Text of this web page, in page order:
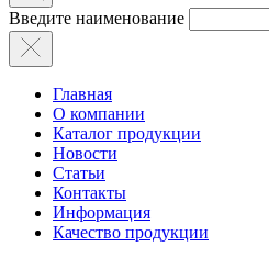
Введите наименование
Главная
О компании
Каталог продукции
Новости
Статьи
Контакты
Информация
Качество продукции